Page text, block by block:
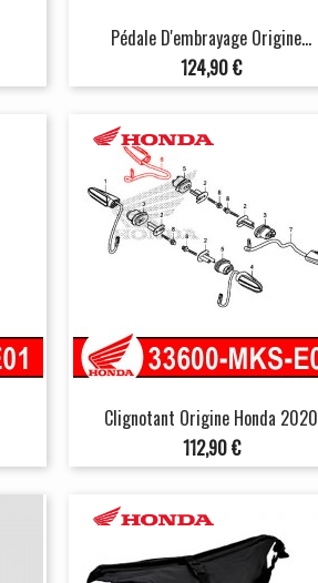
Pédale D'embrayage Origine...
Prix
124,90 €
Clignotant Origine Honda 2020
Prix
112,90 €